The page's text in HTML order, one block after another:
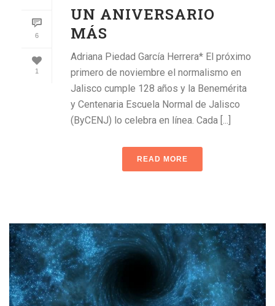
6
1
UN ANIVERSARIO
MÁS
Adriana Piedad García Herrera* El próximo
primero de noviembre el normalismo en
Jalisco cumple 128 años y la Benemérita
y Centenaria Escuela Normal de Jalisco
(ByCENJ) lo celebra en línea. Cada [...]
READ MORE